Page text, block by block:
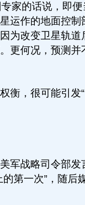
的话说，即便
运作的地面控制
为改变卫星轨道
更何况，预测并
，很可能引发“
战略司令部发
第一次”，随后